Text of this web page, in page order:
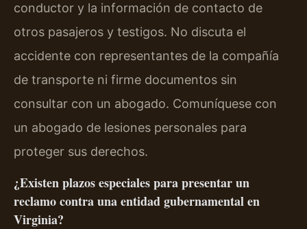
conductor y la información de contacto de
otros pasajeros y testigos. No discuta el
accidente con representantes de la compañía
de transporte ni firme documentos sin
consultar con un abogado. Comuníquese con
un abogado de lesiones personales para
proteger sus derechos.
¿Existen plazos especiales para presentar un
reclamo contra una entidad gubernamental en
Virginia?